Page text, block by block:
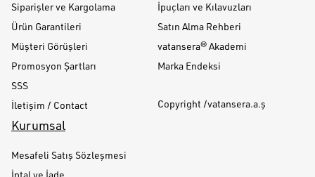
Siparişler ve Kargolama
Ürün Garantileri
Müşteri Görüşleri
Promosyon Şartları
SSS
İletişim / Contact
İpuçları ve Kılavuzları
Satın Alma Rehberi
vatansera® Akademi
Marka Endeksi
Copyright /vatansera.a.ş
Kurumsal
Mesafeli Satış Sözleşmesi
İptal ve İade